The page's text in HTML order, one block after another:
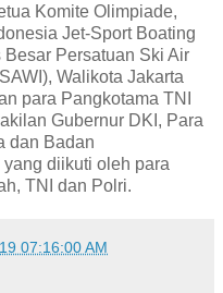
Komite Olimpiade,
Jet-Sport Boating
Persatuan Ski Air
Walikota Jakarta
para Pangkotama TNI
Gubernur DKI, Para
dan Badan
diikuti oleh para
TNI dan Polri.
07:16:00 AM